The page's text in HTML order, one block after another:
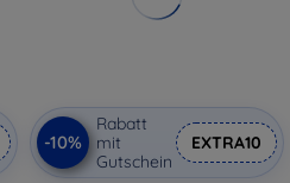
-10%
Rabatt
mit
Gutschein
EXTRA10